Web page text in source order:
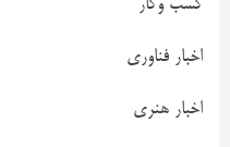
کسب وکار
اخبار فناوری
اخبار هنری